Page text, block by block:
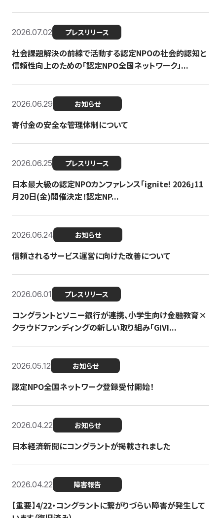
2026.07.02 プレスリリース
社会課題解決の前線で活動する認定NPOの社会的認知と
信頼性向上のための「認定NPO全国ネットワーク」...
2026.06.29 お知らせ
寄付金の安全な管理体制について
2026.06.25 プレスリリース
日本最大級の認定NPOカンファレンス「ignite! 2026」11
月20日(金)開催決定！認定NP...
2026.06.24 お知らせ
信頼されるサービス運営に向けた改善について
2026.06.01 プレスリリース
コングラントとソニー銀行が連携、小学生向け金融教育×
クラウドファンディングの新しい取り組み「GIVI...
2026.05.12 お知らせ
認定NPO全国ネットワーク登録受付開始！
2026.04.22 お知らせ
日本経済新聞にコングラントが掲載されました
2026.04.22 障害報告
【重要】4/22・コングラントに繋がりづらい障害が発生して